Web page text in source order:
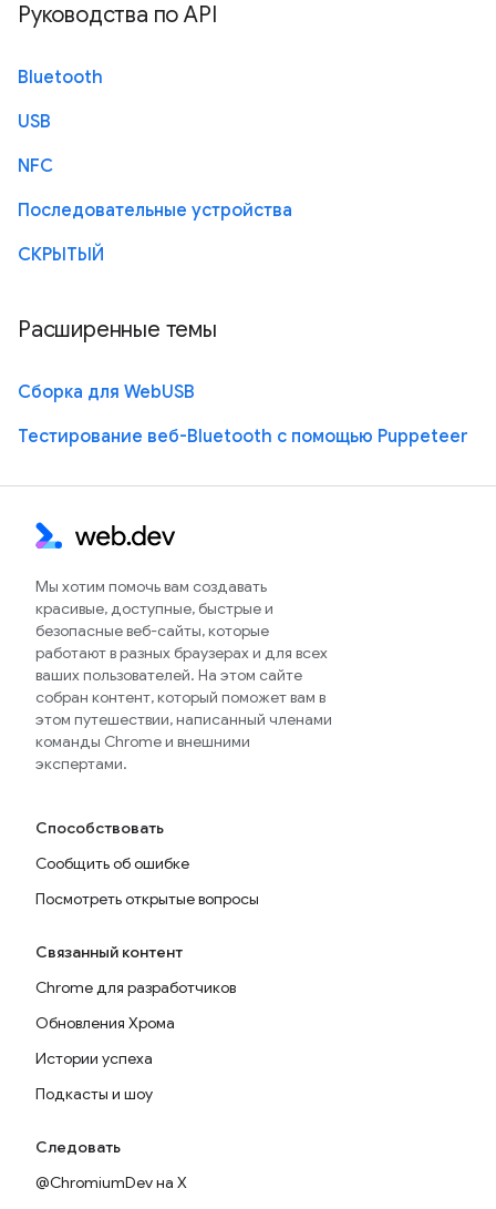
Руководства по API
Bluetooth
USB
NFC
Последовательные устройства
СКРЫТЫЙ
Расширенные темы
Сборка для WebUSB
Тестирование веб-Bluetooth с помощью Puppeteer
Мы хотим помочь вам создавать
красивые, доступные, быстрые и
безопасные веб-сайты, которые
работают в разных браузерах и для всех
ваших пользователей. На этом сайте
собран контент, который поможет вам в
этом путешествии, написанный членами
команды Chrome и внешними
экспертами.
Способствовать
Сообщить об ошибке
Посмотреть открытые вопросы
Связанный контент
Chrome для разработчиков
Обновления Хрома
Истории успеха
Подкасты и шоу
Следовать
@ChromiumDev на X